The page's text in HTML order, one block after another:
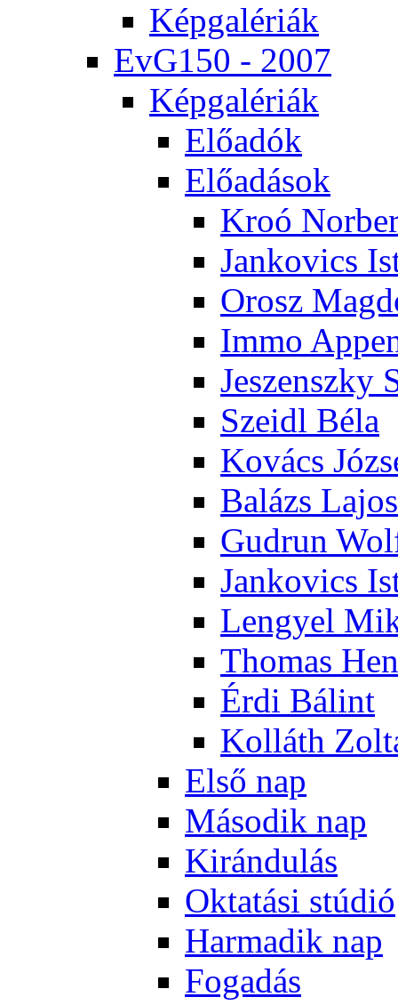
Kép­ga­lé­ri­ák
EvG150 - 2007
Kép­ga­lé­ri­ák
Elő­adók
Elő­adá­sok
Kroó
Jan­ko­vics
Orosz
Im­mo
Je­szensz­ky
Szeidl Bé­la
Ko­vács
Ba­lázs La­jos
Gud­run
Jan­ko­vics
Len­gyel
Tho­mas
Ér­di Bá­lint
Kol­láth
El­ső nap
Má­so­dik nap
Ki­rán­du­lás
Ok­ta­tá­si stú­dió
Har­ma­dik nap
Fo­ga­dás